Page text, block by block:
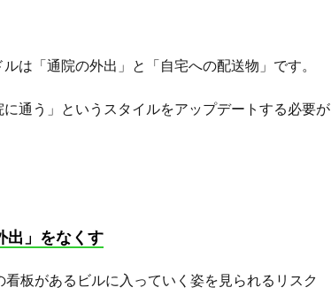
は「通院の外出」と「自宅への配送物」です。
通う」というスタイルをアップデートする必要が
出」をなくす
板があるビルに入っていく姿を見られるリスク